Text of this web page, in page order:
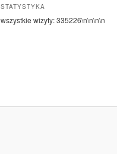
STATYSTYKA
wszystkie wizyty:335226\n\n\n\n